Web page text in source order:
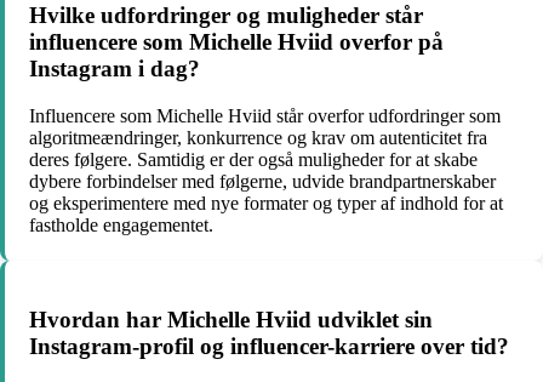
Hvilke udfordringer og muligheder står
influencere som Michelle Hviid overfor på
Instagram i dag?
Influencere som Michelle Hviid står overfor udfordringer som
algoritmeændringer, konkurrence og krav om autenticitet fra
deres følgere. Samtidig er der også muligheder for at skabe
dybere forbindelser med følgerne, udvide brandpartnerskaber
og eksperimentere med nye formater og typer af indhold for at
fastholde engagementet.
Hvordan har Michelle Hviid udviklet sin
Instagram-profil og influencer-karriere over tid?